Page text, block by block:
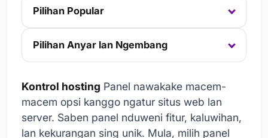
Pilihan Popular
Pilihan Anyar lan Ngembang
Kontrol hosting Panel nawakake macem-
macem opsi kanggo ngatur situs web lan
server. Saben panel nduweni fitur, kaluwihan,
lan kekurangan sing unik. Mula, milih panel